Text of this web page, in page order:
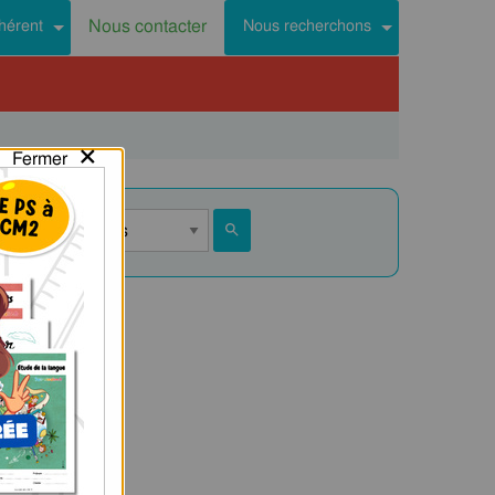
Nous contacter Nous recherchons
Fermer×